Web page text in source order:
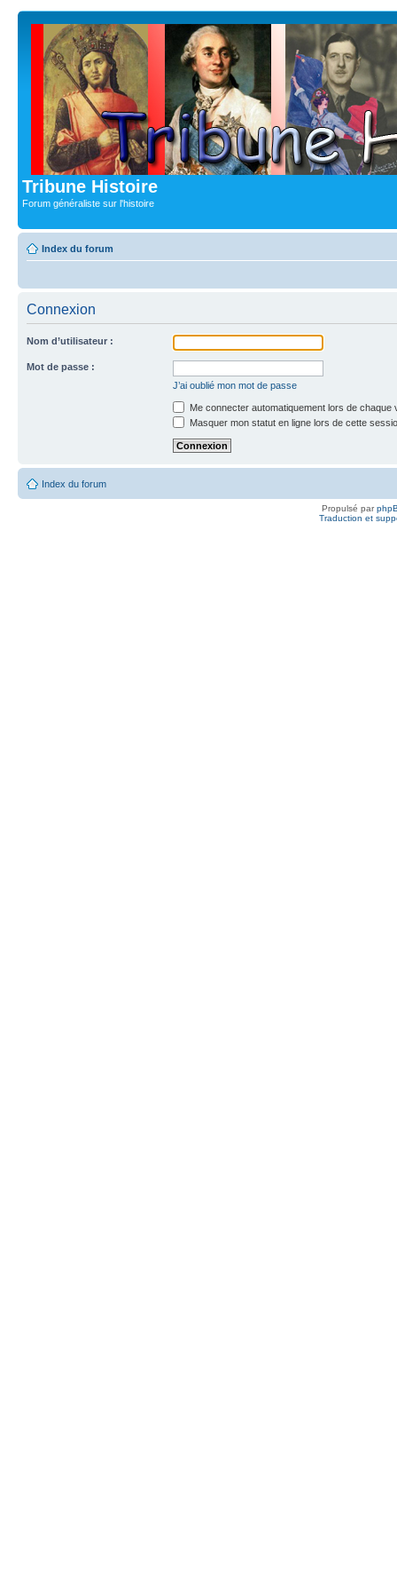
Tribune Histoire
Forum généraliste sur l'histoire
Index du forum
Connexion
Nom d’utilisateur :
Mot de passe :
J’ai oublié mon mot de passe
Me connecter automatiquement lors de chaque
Masquer mon statut en ligne lors de cette
Index du forum
Propulsé par
Traduction et